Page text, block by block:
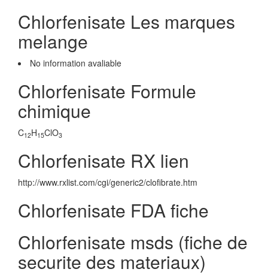
Chlorfenisate Les marques
melange
No information avaliable
Chlorfenisate Formule
chimique
C12H15ClO3
Chlorfenisate RX lien
http://www.rxlist.com/cgi/generic2/clofibrate.htm
Chlorfenisate FDA fiche
Chlorfenisate msds (fiche de
securite des materiaux)